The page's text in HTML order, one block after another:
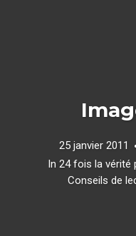
25 janvier 2011
In 24 fois la vérité
Conseils de